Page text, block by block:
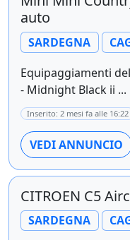
auto
SARDEGNA
Equipaggiamenti
- Midnight Black ii ...
Inserito: 2 mesi fa alle 16:22
VEDI ANNUNCIO
CITROEN C5
SARDEGNA